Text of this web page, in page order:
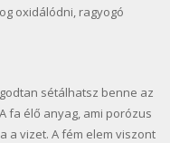
oxidálódni, ragyogó
sétálhatsz benne az
fa élő anyag, ami porózus
a vizet. A fém elem viszont